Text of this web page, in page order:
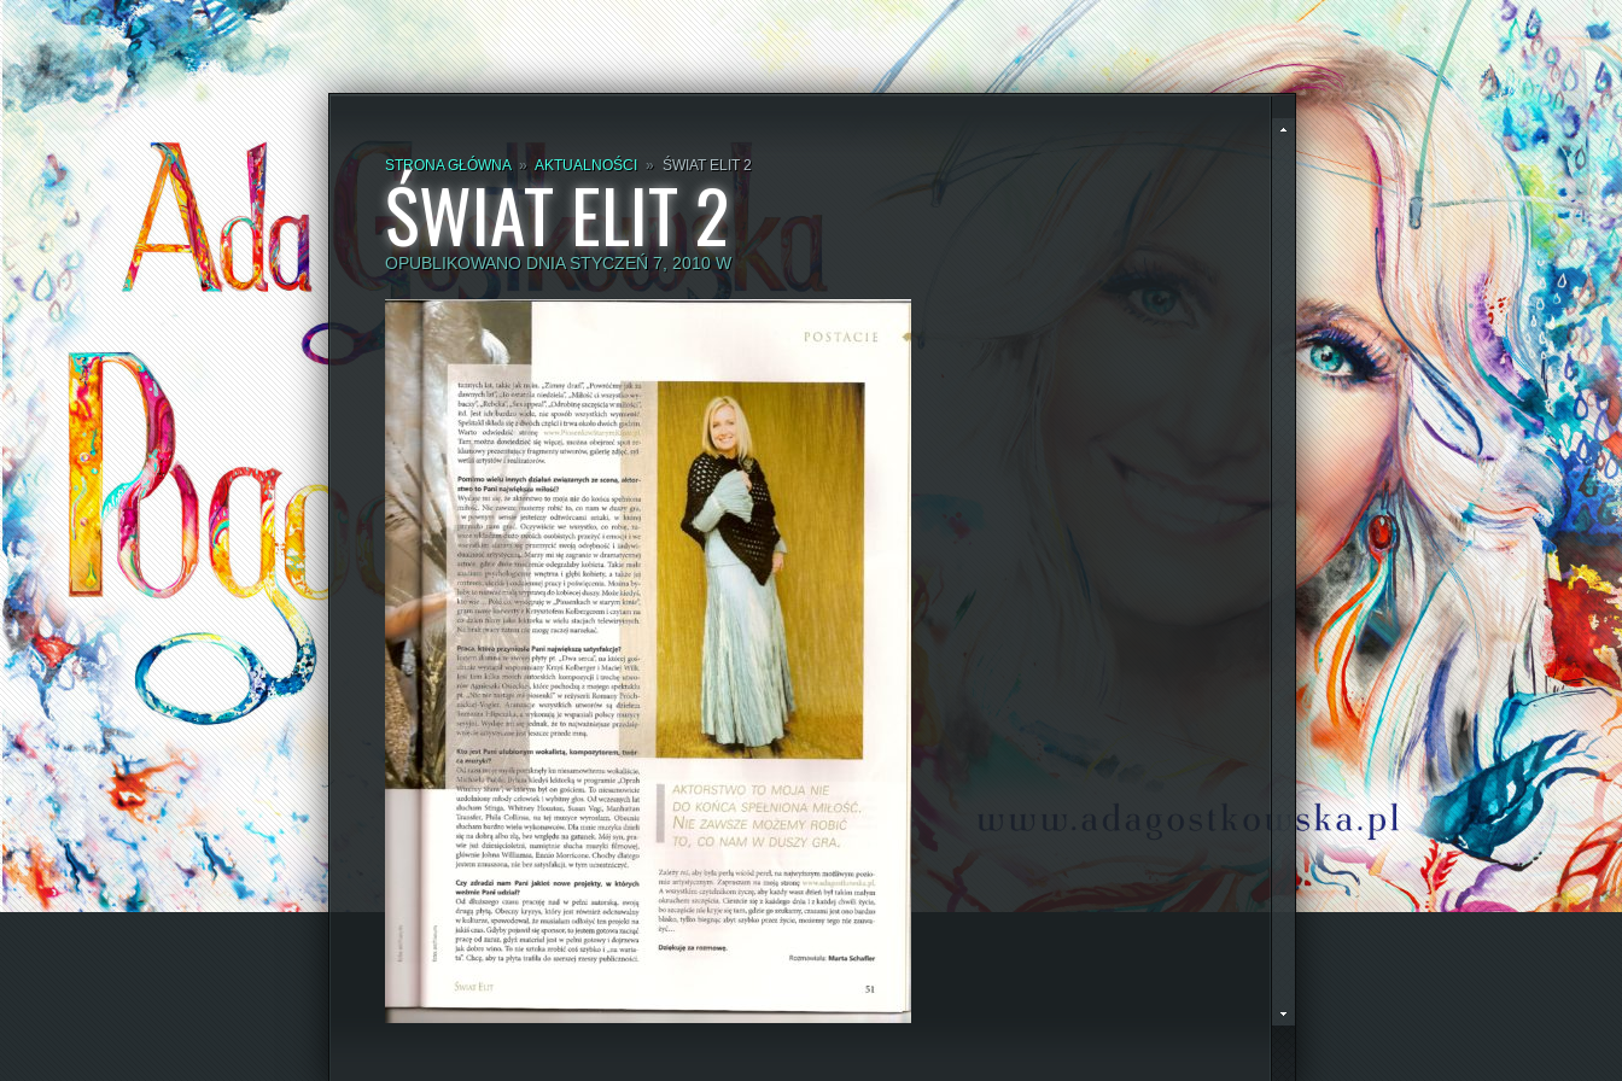
STRONA GŁÓWNA » AKTUALNOŚCI » ŚWIAT ELIT 2
ŚWIAT ELIT 2
OPUBLIKOWANO DNIA STYCZEŃ 7, 2010 W